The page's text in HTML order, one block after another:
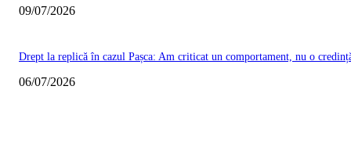
09/07/2026
Drept la replică în cazul Pașca: Am criticat un comportament, nu o
06/07/2026